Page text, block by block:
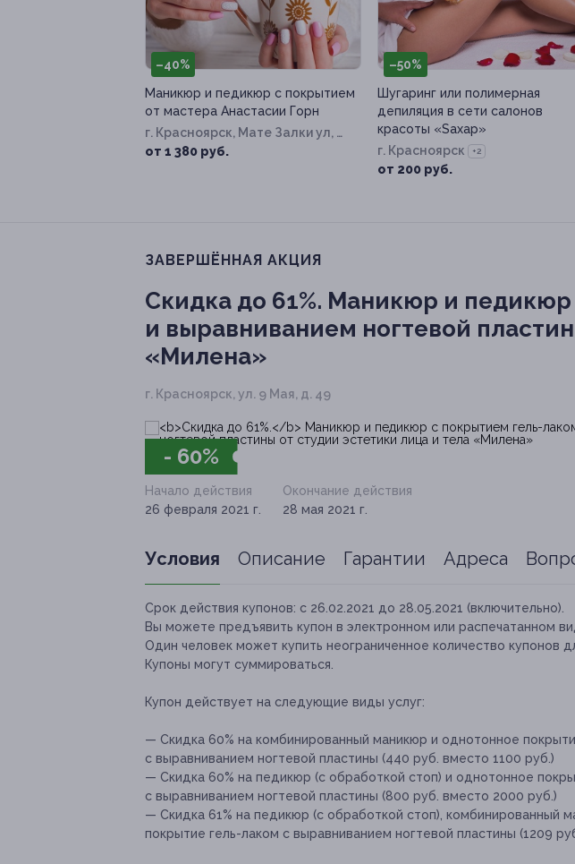
–40%
Маникюр и педикюр с покрытием
от мастера Анастасии Горн
г. Красноярск, Мате Залки ул, д.
11а
от 1 380 руб.
–50%
Шугаринг или полимерная
депиляция в сети салонов
красоты «Sахар»
г. Красноярск
+2
от 200 руб.
ЗАВЕРШЁННАЯ АКЦИЯ
Скидка до 61%. Маникюр и педикюр
и выравниванием ногтевой
«Милена»
г. Красноярск, ул. 9 Мая, д. 49
- 60%
Начало действия
26 февраля 2021 г.
Окончание действия
28 мая 2021 г.
Условия Описание Гарантии Адреса
Срок действия купонов: с 26.02.2021 до 28.05.2021 (включительно).
Вы можете предъявить купон в электронном или распечатанном
Один человек может купить неограниченное количество купонов
Купоны могут суммироваться.
Купон действует на следующие виды услуг:
— Скидка 60% на комбинированный маникюр и однотонное
с выравниванием ногтевой пластины (440 руб. вместо 1100 руб.)
— Скидка 60% на педикюр (с обработкой стоп) и однотонное
с выравниванием ногтевой пластины (800 руб. вместо 2000 руб.)
— Скидка 61% на педикюр (с обработкой стоп), комбинированный
покрытие гель-лаком с выравниванием ногтевой пластины (1209